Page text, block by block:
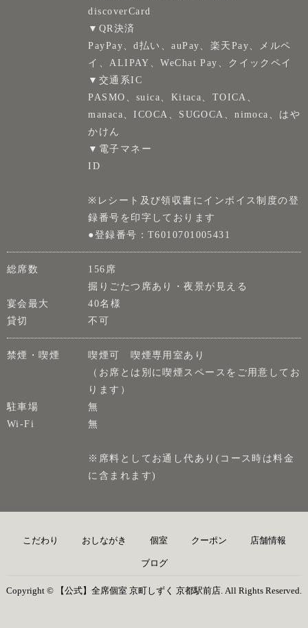
discoverCard
▼QR決済
PayPay、d払い、auPay、楽天Pay、メルペ
イ、ALIPAY、WeChat Pay、クイックペイ
▼交通系IC
PASMO、suica、Kitaca、TOICA、
manaca、ICOCA、SUGOCA、nimoca、はや
かけん
▼電子マネー
ID
※レシート及び領収書にインボイス制度の登
録番号を印字しております
●登録番号：T6010701005431
総席数
156席
掘りごたつ席あり・夜景が見える
宴会最大
40名様
貸切
不可
禁煙・喫煙
喫煙可 喫煙専用室あり
（お席とは別に喫煙スペースをご用意してお
ります）
駐車場
無
Wi-Fi
無
※席料としてお通し代あり(コース時は料金
に含まれます)
こだわり おしながき 個室 クーポン 店舗情報
ブログ
Copyright © 【公式】全席個室 京町しずく 京都駅前店. All Rights Reserved.